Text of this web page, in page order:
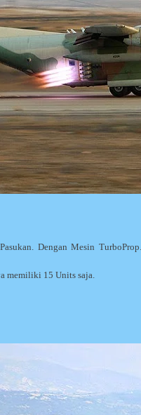
Dengan Mesin
memiliki 15 Units saja.